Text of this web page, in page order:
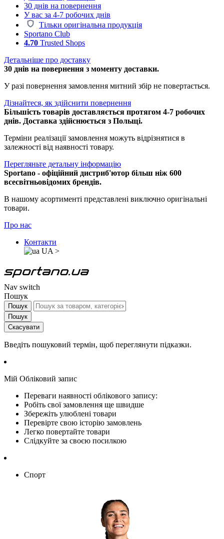
30 днів на повернення
У вас за 4-7 робочих днів
Тільки оригінальна продукція
Sportano Club
4.70 Trusted Shops
Детальніше про доставку
30 днів на повернення з моменту доставки.
У разі повернення замовлення митний збір не повертається.
Дізнайтеся, як здійснити повернення
Більшість товарів доставляється протягом 4-7 робочих
днів. Доставка здійснюється з Польщі.
Терміни реалізації замовлення можуть відрізнятися в
залежності від наявності товару.
Перегляньте детальну інформацію
Sportano - офіційний дистриб'ютор більш ніж 600
всесвітньовідомих брендів.
В нашому асортименті представлені виключно оригінальні
товари.
Про нас
Контакти
UA >
Nav switch
Пошук
Пошук
Пошук
Скасувати
Введіть пошуковий термін, щоб переглянути підказки.
Мій Обліковий запис
Переваги наявності облікового запису:
Робіть свої замовлення ще швидше
Збережіть улюблені товари
Перевірте свою історію замовлень
Легко повертайте товари
Слідкуйте за своєю посилкою
Спорт